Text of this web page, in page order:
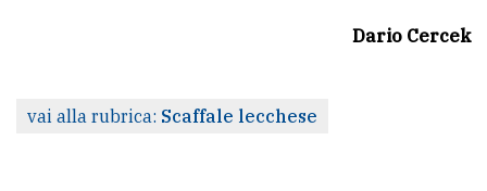
Dario Cercek
vai alla rubrica: Scaffale lecchese